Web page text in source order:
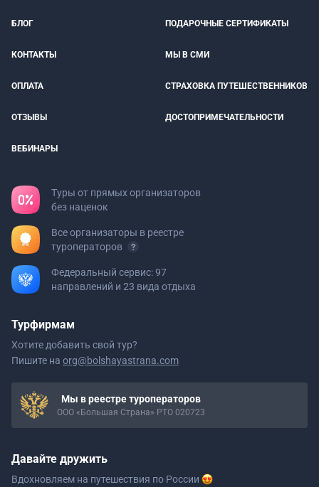
БЛОГ ПОДАРОЧНЫЕ СЕРТИФИКАТЫ
КОНТАКТЫ МЫ В СМИ
ОПЛАТА СТРАХОВКА ПУТЕШЕСТВЕННИКОВ
ОТЗЫВЫ ДОСТОПРИМЕЧАТЕЛЬНОСТИ
ВЕБИНАРЫ
Туры от прямых организаторов
без наценок
Все организаторы в реестре
туроператоров
Федеральный сервис: 97
направлений и 23 вида отдыха
Турфирмам
Хотите добавить свой тур?
Пишите на org@bolshayastrana.com
Мы в реестре туроператоров
ООО «Большая Страна» РТО 020723
Давайте дружить
Вдохновляем на путешествия по России